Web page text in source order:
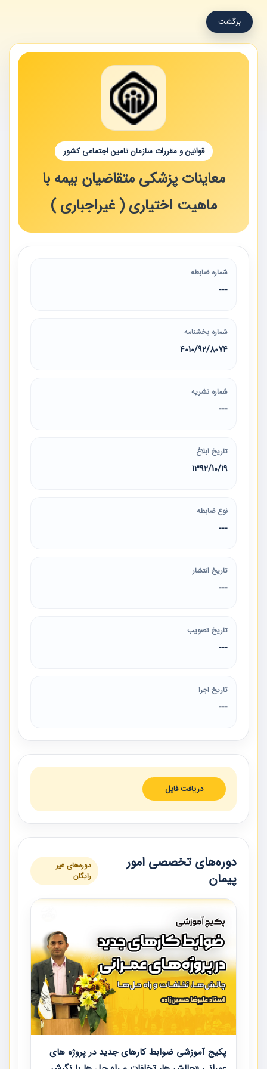
برگشت
قوانین و مقررات سازمان تامین اجتماعی کشور
معاینات پزشکی متقاضیان بیمه با
ماهیت اختیاری ( غیراجباری )
شماره ضابطه
---
شماره بخشنامه
4010/92/8074
شماره نشریه
---
تاریخ ابلاغ
1392/10/19
نوع ضابطه
---
تاریخ انتشار
---
تاریخ تصویب
---
تاریخ اجرا
---
دریافت فایل
دوره‌های تخصصی امور
پیمان
دوره‌های غیر
رایگان
پکیج آموزشی ضوابط کارهای جدید در پروژه های